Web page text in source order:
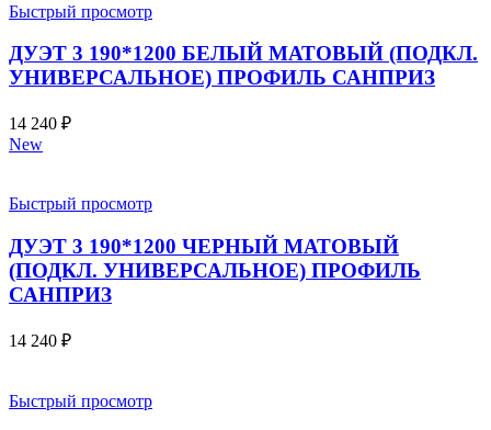
Быстрый просмотр
ДУЭТ 3 190*1200 БЕЛЫЙ МАТОВЫЙ (ПОДКЛ.
УНИВЕРСАЛЬНОЕ) ПРОФИЛЬ САНПРИЗ
14 240 ₽
New
Быстрый просмотр
ДУЭТ 3 190*1200 ЧЕРНЫЙ МАТОВЫЙ
(ПОДКЛ. УНИВЕРСАЛЬНОЕ) ПРОФИЛЬ
САНПРИЗ
14 240 ₽
Быстрый просмотр